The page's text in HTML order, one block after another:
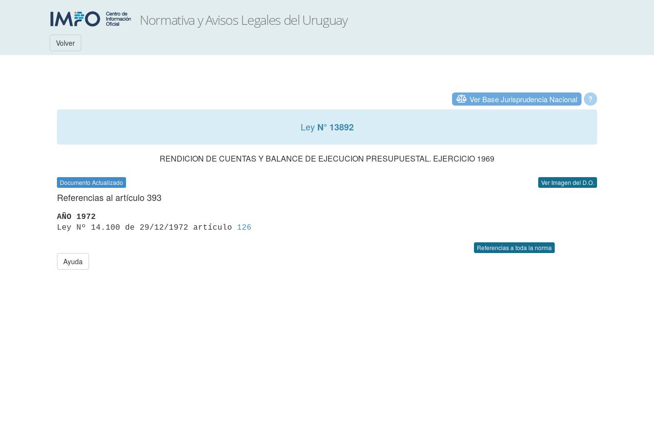
Volver
?
Ver Base Jurisprudencia Nacional
Ley N° 13892
RENDICION DE CUENTAS Y BALANCE DE EJECUCION PRESUPUESTAL. EJERCICIO 1969
Documento Actualizado Ver Imagen del D.O.
Referencias al artículo 393
AÑO 1972
Ley Nº 14.100 de 29/12/1972 artículo 126
Referencias a toda la norma
Ayuda